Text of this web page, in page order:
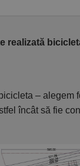
realizată
– alegem
încât să fie